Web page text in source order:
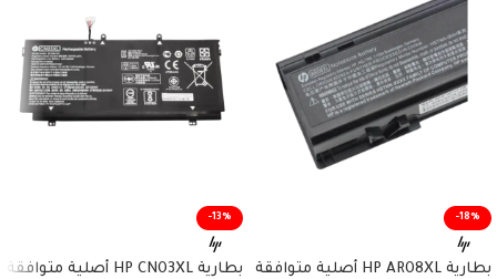
-18%
بطارية HP AR08XL أصلية متوافقة
-13%
بطارية HP CN03XL أصلية متوافقة